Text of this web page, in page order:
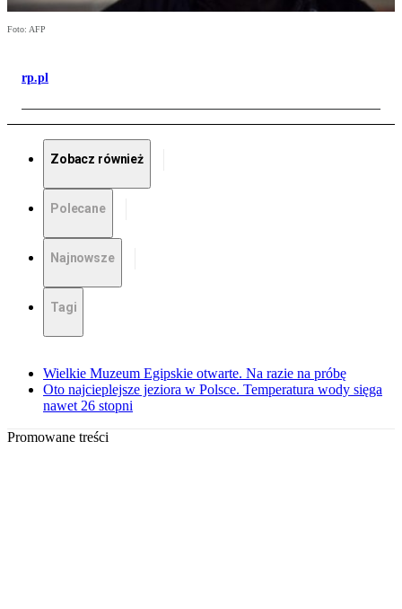
Foto: AFP
rp.pl
Zobacz również
Polecane
Najnowsze
Tagi
Wielkie Muzeum Egipskie otwarte. Na razie na próbę
Oto najcieplejsze jeziora w Polsce. Temperatura wody sięga
nawet 26 stopni
Promowane treści